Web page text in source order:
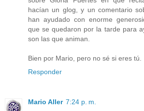
hacían un glog, y un comentario
han ayudado con enorme
que se quedaron por la tarde para
son las que animan.
Bien por Mario, pero no sé si eres tú.
Responder
Mario Aller 7:24 p. m.